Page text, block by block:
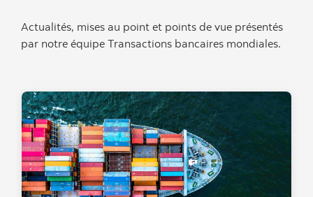
Actualités, mises au point et points de vue présentés
par notre équipe Transactions bancaires mondiales.